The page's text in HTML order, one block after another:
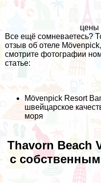
цены
Все ещё сомневаетесь?
отзыв об отеле
смотрите фотографии
статье:
Mövenpick Resort
швейцарское
моря
Thavorn Beach
с